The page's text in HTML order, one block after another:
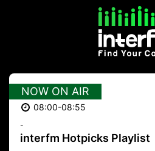
NOW ON AIR
08:00-08:55
-
interfm Hotpicks Playlist